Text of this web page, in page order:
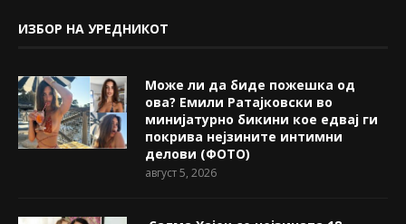
ИЗБОР НА УРЕДНИКОТ
Може ли да биде пожешкa од
ова? Емили Ратајковски во
минијатурно бикини кое едвај ги
покрива нејзините интимни
делови (ФОТО)
август 5, 2026